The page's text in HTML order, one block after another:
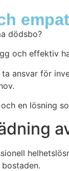
dödsbo?
och effektiv
ansvar för
en lösning